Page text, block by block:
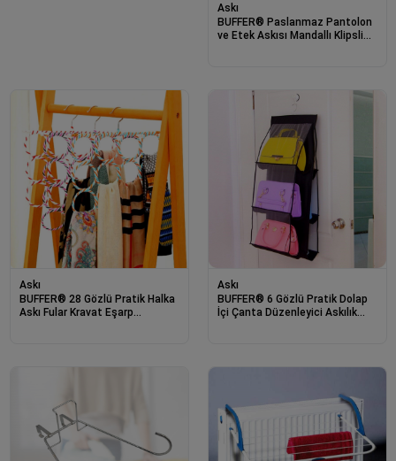
Askı
BUFFER® Paslanmaz Pantolon
ve Etek Askısı Mandallı Klipsli
Askı
BUFFER® 28 Gözlü Pratik Halka
Askı Fular Kravat Eşarp
Askı
BUFFER® 6 Gözlü Pratik Dolap
İçi Çanta Düzenleyici Askılık